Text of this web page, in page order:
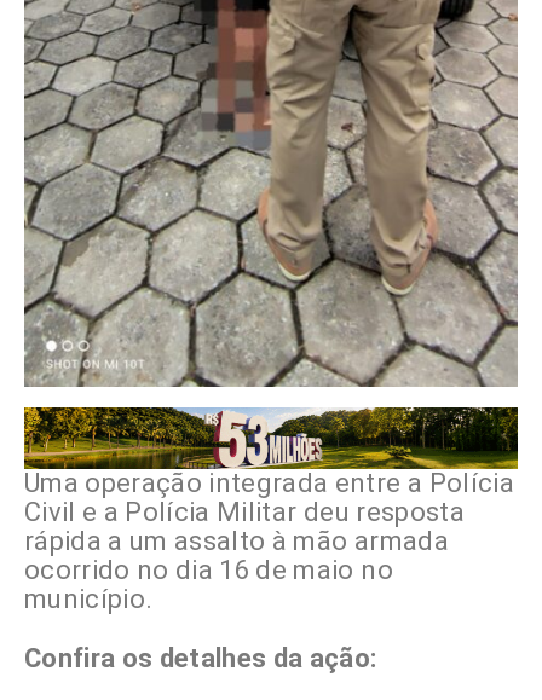
Uma operação integrada entre a Polícia
Civil e a Polícia Militar deu resposta
rápida a um assalto à mão armada
ocorrido no dia 16 de maio no
município.
Confira os detalhes da ação: